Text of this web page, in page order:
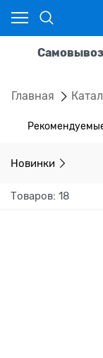
Самовывоз
Главная
Новинки
Товаров: 18